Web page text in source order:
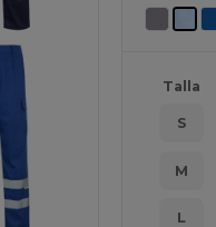
Talla
S
M
L